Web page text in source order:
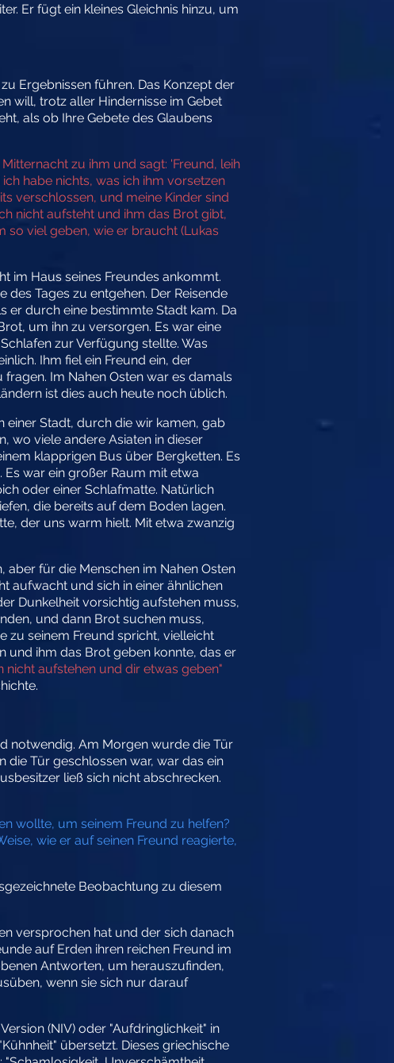
Er fügt ein kleines Gleichnis hinzu, um
Ergebnissen führen. Das Konzept der
will, trotz aller Hindernisse im Gebet
als ob Ihre Gebete des Glaubens
zu ihm und sagt: 'Freund, leih
habe nichts, was ich ihm vorsetzen
verschlossen, und meine Kinder sind
nicht aufsteht und ihm das Brot gibt,
so viel geben, wie er braucht (Lukas
im Haus seines Freundes ankommt.
Tages zu entgehen. Der Reisende
er durch eine bestimmte Stadt kam. Da
um ihn zu versorgen. Es war eine
zur Verfügung stellte. Was
Ihm fiel ein Freund ein, der
Im Nahen Osten war es damals
ist dies auch heute noch üblich.
einer Stadt, durch die wir kamen, gab
wo viele andere Asiaten in dieser
klapprigen Bus über Bergketten. Es
war ein großer Raum mit etwa
oder einer Schlafmatte. Natürlich
die bereits auf dem Boden lagen.
der uns warm hielt. Mit etwa zwanzig
aber für die Menschen im Nahen Osten
aufwacht und sich in einer ähnlichen
Dunkelheit vorsichtig aufstehen muss,
und dann Brot suchen muss,
zu seinem Freund spricht, vielleicht
und ihm das Brot geben konnte, das er
nicht aufstehen und dir etwas geben"
notwendig. Am Morgen wurde die Tür
die Tür geschlossen war, war das ein
ließ sich nicht abschrecken.
wollte, um seinem Freund zu helfen?
wie er auf seinen Freund reagierte,
Beobachtung zu diesem
versprochen hat und der sich danach
auf Erden ihren reichen Freund im
Antworten, um herauszufinden,
wenn sie sich nur darauf
(NIV) oder "Aufdringlichkeit" in
übersetzt. Dieses griechische